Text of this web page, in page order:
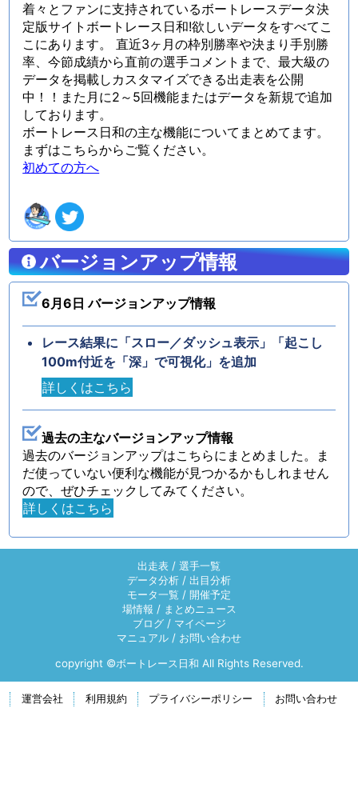
着々とファンに支持されているボートレースデータ決
定版サイトボートレース日和!欲しいデータをすべてこ
こにあります。 直近3ヶ月の枠別勝率や決まり手別勝
率、今節成績から直前の選手コメントまで、最大級の
データを掲載しカスタマイズできる出走表を公開
中！！また月に2～5回機能またはデータを新規で追加
しております。
ボートレース日和の主な機能についてまとめてます。
まずはこちらからご覧ください。
初めての方へ
バージョンアップ情報
6月6日 バージョンアップ情報
レース結果に「スロー／ダッシュ表示」「起こし
100m付近を「深」で可視化」を追加
詳しくはこちら
過去の主なバージョンアップ情報
過去のバージョンアップはこちらにまとめました。ま
だ使っていない便利な機能が見つかるかもしれません
ので、ぜひチェックしてみてください。
詳しくはこちら
出走表 / 選手一覧
データ分析 / 出目分析
モータ一覧 / 開催予定
場情報 / まとめニュース
ブログ/ マイページ
マニュアル / お問い合わせ
copyright ©ボートレース日和 All Rights Reserved.
運営会社 利用規約 プライバシーポリシー お問い合わせ